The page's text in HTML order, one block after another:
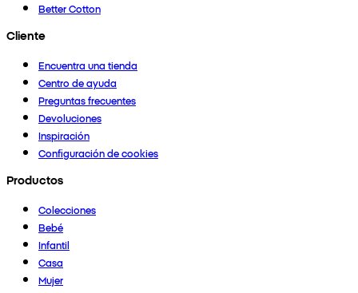
Better Cotton
Cliente
Encuentra una tienda
Centro de ayuda
Preguntas frecuentes
Devoluciones
Inspiración
Configuración de cookies
Productos
Colecciones
Bebé
Infantil
Casa
Mujer